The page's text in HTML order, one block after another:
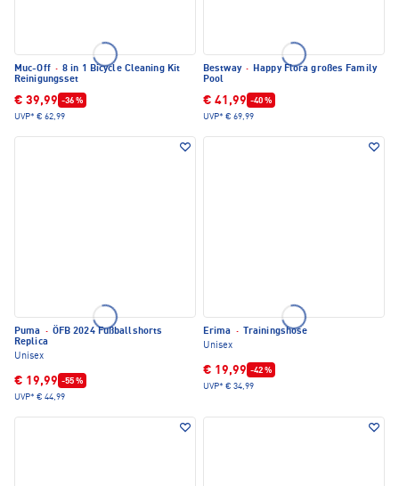
Muc-Off · 8 in 1 Bicycle Cleaning Kit
Reinigungsset
€ 39,99 -36 %
UVP* € 62,99
Bestway · Happy Flora großes Family
Pool
€ 41,99 -40 %
UVP* € 69,99
Puma · ÖFB 2024 Fußballshorts
Replica
Unisex
€ 19,99 -55 %
UVP* € 44,99
Erima ·
Trainingshose
Unisex
€ 19,99 -42 %
UVP* € 34,99